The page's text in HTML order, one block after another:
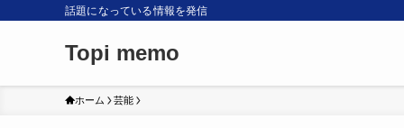
話題になっている情報を発信
Topi memo
ホーム 芸能